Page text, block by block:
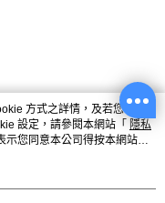
方式之詳情，及若您不希
設定，請參閱本網站「 隱私
示您同意本公司得按本網站使